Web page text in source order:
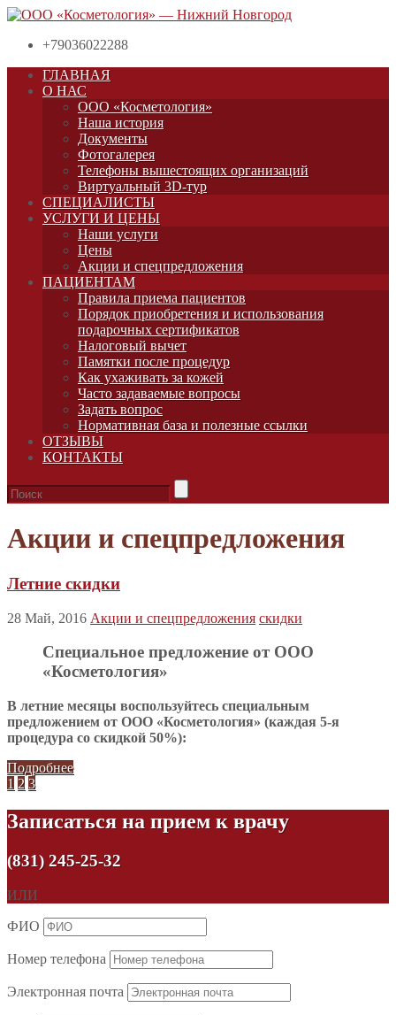
+79036022288
ГЛАВНАЯ
О НАС
ООО «Косметология»
Наша история
Документы
Фотогалерея
Телефоны вышестоящих организаций
Виртуальный 3D-тур
СПЕЦИАЛИСТЫ
УСЛУГИ И ЦЕНЫ
Наши услуги
Цены
Акции и спецпредложения
ПАЦИЕНТАМ
Правила приема пациентов
Порядок приобретения и использования
подарочных сертификатов
Налоговый вычет
Памятки после процедур
Как ухаживать за кожей
Часто задаваемые вопросы
Задать вопрос
Нормативная база и полезные ссылки
ОТЗЫВЫ
КОНТАКТЫ
Акции и спецпредложения
Летние скидки
28 Май, 2016 Акции и спецпредложения скидки
Специальное предложение от ООО
«Косметология»
В летние месяцы воспользуйтесь специальным
предложением от ООО «Косметология» (каждая 5-я
процедура со скидкой 50%):
Подробнее
1 2 3
Записаться на прием к врачу
(831) 245-25-32
ИЛИ
ФИО
Номер телефона
Электронная почта